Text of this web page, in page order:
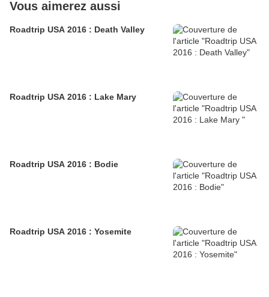
Vous aimerez aussi
Roadtrip USA 2016 : Death Valley
Roadtrip USA 2016 : Lake Mary
Roadtrip USA 2016 : Bodie
Roadtrip USA 2016 : Yosemite